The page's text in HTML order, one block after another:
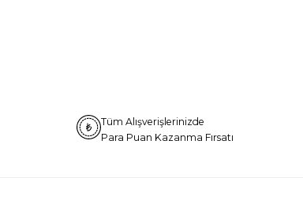
Tüm Alışverişlerinizde
Para Puan Kazanma Fırsatı